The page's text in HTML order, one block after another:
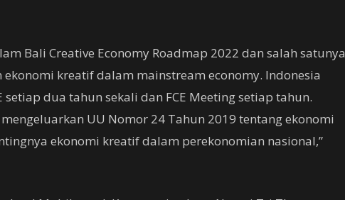
Bali Creative Economy Roadmap 2022 dan salah satunya
kreatif dalam mainstream economy. Indonesia
setiap dua tahun sekali dan FCE Meeting setiap tahun.
UU Nomor 24 Tahun 2019 tentang ekonomi
ekonomi kreatif dalam perekonomian nasional,”